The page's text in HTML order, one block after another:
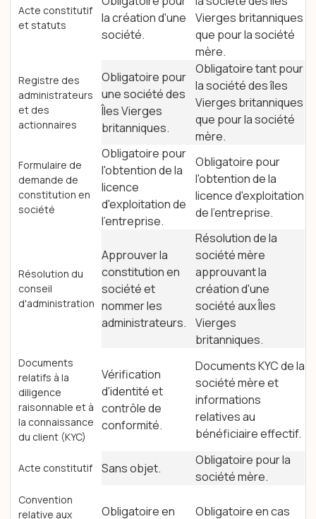
Acte constitutif
et statuts
la création d'une
société.
Vierges britanniques
que pour la société
mère.
Registre des
administrateurs
et des
actionnaires
Obligatoire pour
une société des
Îles Vierges
britanniques.
Obligatoire tant pour
la société des îles
Vierges britanniques
que pour la société
mère.
Formulaire de
demande de
constitution en
société
Obligatoire pour
l'obtention de la
licence
d'exploitation de
l'entreprise.
Obligatoire pour
l'obtention de la
licence d'exploitation
de l'entreprise.
Résolution du
conseil
d'administration
Approuver la
constitution en
société et
nommer les
administrateurs.
Résolution de la
société mère
approuvant la
création d'une
société aux Îles
Vierges
britanniques.
Documents
relatifs à la
diligence
raisonnable et à
la connaissance
du client (KYC)
Vérification
d'identité et
contrôle de
conformité.
Documents KYC de la
société mère et
informations
relatives au
bénéficiaire effectif.
Acte constitutif Sans objet.
Obligatoire pour la
société mère.
Convention
relative aux
Obligatoire en Obligatoire en cas